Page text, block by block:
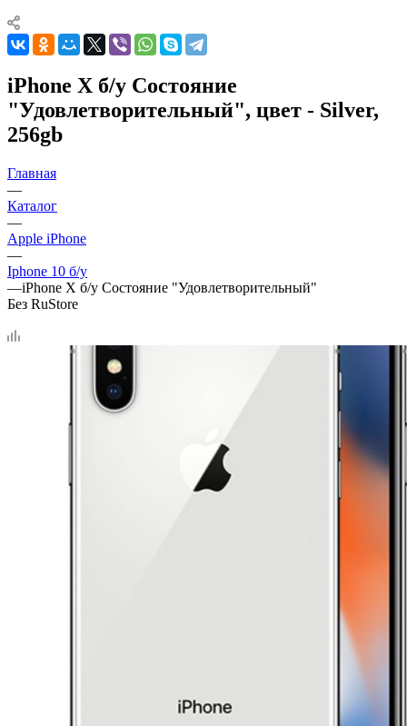
iPhone X б/у Состояние
"Удовлетворительный", цвет - Silver,
256gb
Главная
—
Каталог
—
Apple iPhone
—
Iphone 10 б/у
—iPhone X б/у Состояние "Удовлетворительный"
Без RuStore